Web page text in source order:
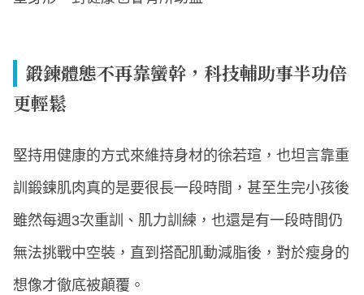
鍛鍊體態不再靠蠻幹，科技輔助事半功倍
更輕鬆
堅持用健康的方式來維持身材的徐若瑄，也坦言靠重
訓鍛鍊肌肉真的是要很長一段時間，甚至生完小孩後
雖然每週3次重訓、肌力訓練，也還是有一段時間仍
無法挑戰中空裝，直到搭配肌動減脂後，對於瘦身的
想像才徹底被顛覆。